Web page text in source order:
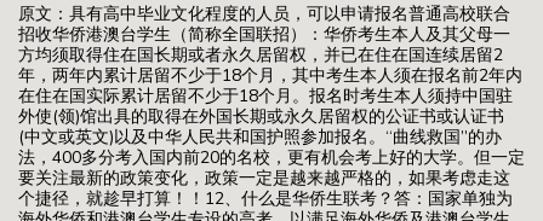
原文：具有高中毕业文化程度的人员，可以申请报名普通高校联合
招收华侨港澳台学生（简称全国联招）：华侨考生本人及其父母一
方均须取得住在国长期或者永久居留权，并已在住在国连续居留2
年，两年内累计居留不少于18个月，其中考生本人须在报名前2年内
在住在国实际累计居留不少于18个月。报名时考生本人须持中国驻
外使(领)馆出具的取得在外国长期或永久居留权的公证书或认证书
(中文或英文)以及中华人民共和国护照参加报名。“曲线救国”的办
法，400多分考入国内前20的名校，更有机会考上好的大学。但一定
要关注最新的政策变化，政策一定是越来越严格的，如果考虑走这
个捷径，就趁早打算！！12、什么是华侨生联考？答：国家单独为